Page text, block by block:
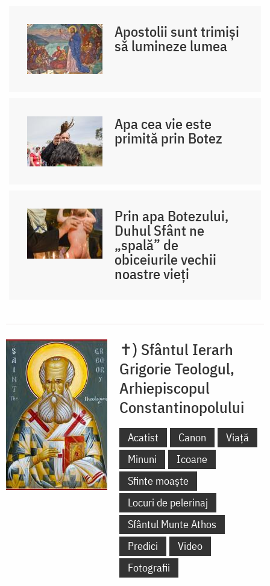
Apostolii sunt trimiși
să lumineze lumea
Apa cea vie este
primită prin Botez
Prin apa Botezului,
Duhul Sfânt ne
„spală” de
obiceiurile vechii
noastre vieți
✝) Sfântul Ierarh
Grigorie Teologul,
Arhiepiscopul
Constantinopolului
Acatist Canon
Viață
Minuni
Icoane
Sfinte moaște
Locuri de pelerinaj
Sfântul Munte Athos
Predici
Video
Fotografii